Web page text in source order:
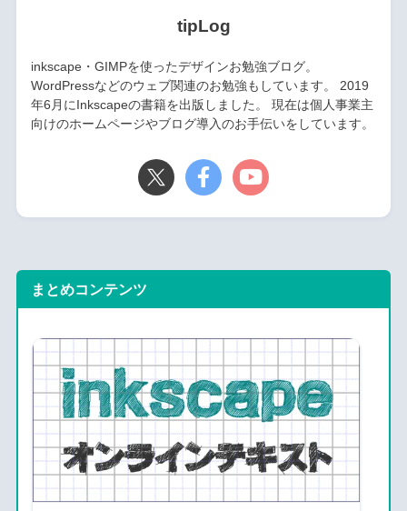
tipLog
inkscape・GIMPを使ったデザインお勉強ブログ。
WordPressなどのウェブ関連のお勉強もしています。 2019
年6月にInkscapeの書籍を出版しました。 現在は個人事業主
向けのホームページやブログ導入のお手伝いをしています。
まとめコンテンツ